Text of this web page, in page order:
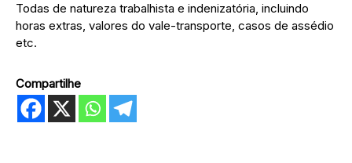
Todas de natureza trabalhista e indenizatória, incluindo
horas extras, valores do vale-transporte, casos de assédio
etc.
Compartilhe